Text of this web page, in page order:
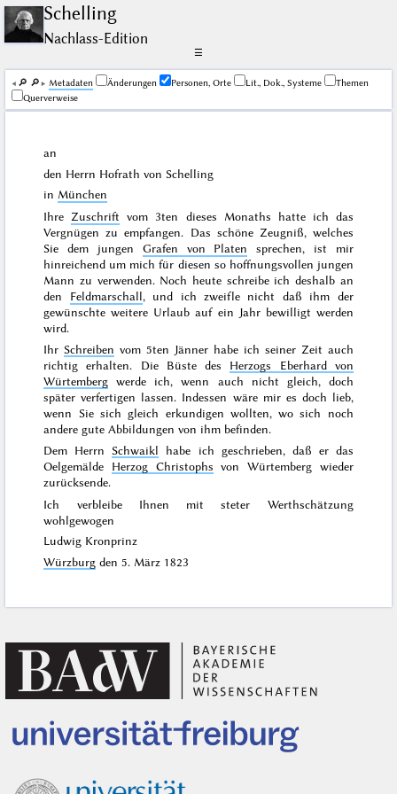
Schelling
Nachlass-Edition
☰
🔎︎ 🔎︎ Me­ta­da­ten Änderungen Personen, Orte Lit., Dok., Systeme
Themen
Querverweise
an
den Herrn Hofrath von Schelling
in München
IhreZuschrift vom 3ten dieses Monaths hatte ich das
Vergnügen zu empfangen. Das schöne Zeugniß, welches
Sie dem jungen Grafen von Platen sprechen, ist mir
hinreichend um mich für diesen so hoffnungsvollen jungen
Mann zu verwenden. Noch heute schreibe ich deshalb an
den Feldmarschall, und ich zweifle nicht daß ihm der
gewünschte weitere Urlaub auf ein Jahr bewilligt werden
wird.
Ihr Schreiben vom5ten Jänner habe ich seiner Zeit auch
richtig erhalten. Die Büste des Herzogs Eberhard von
Würtemberg werde ich, wenn auch nicht gleich, doch
später verfertigen lassen. Indessen wäre mir es doch lieb,
wenn Sie sich gleich erkundigen wollten, wo sich noch
andere gute Abbildungen von ihm befinden.
Dem Herrn Schwaikl habe ich geschrieben, daß er das
Oelgemälde Herzog Christophs vonWürtemberg wieder
zurücksende.
Ich verbleibe Ihnen mit steter Werthschätzung
wohlgewogen
Ludwig Kronprinz
Würzburg den5. März 1823